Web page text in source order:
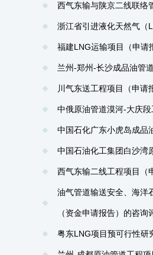
西气东输与陕京二线联络
浙江省引进液化天然气（
福建LNG运输项目（申请
兰州-郑州-长沙成品油管
川气东送工程项目（申请
中俄原油管道漠河-大庆
中国石化广东小虎岛成品
中国石油化工集团白沙湾
西气东输二线工程项目（
油气管道输送安全、海洋
（资金申请报告）的咨询
粤东LNG项目预可行性研